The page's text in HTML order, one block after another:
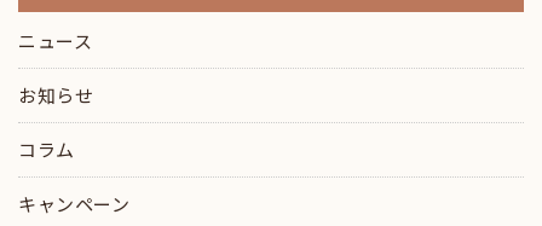
ニュース
お知らせ
コラム
キャンペーン